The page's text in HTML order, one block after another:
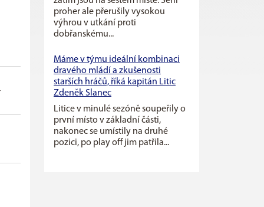
0 0
0 0 0
proher ale přerušily vysokou
výhrou v utkání proti
dobřanskému...
Máme v týmu ideální kombinaci
dravého mládí a zkušenosti
starších hráčů, říká kapitán Litic
Zdeněk Slanec
Litice v minulé sezóně soupeřily o
první místo v základní části,
nakonec se umístily na druhé
pozici, po play off jim patřila...